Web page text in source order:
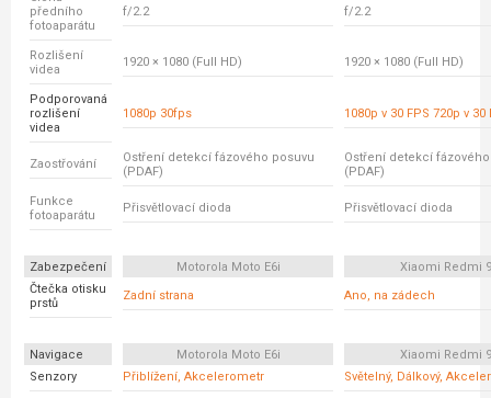
předního
fotoaparátu
f/2.2 f/2.2
Rozlišení
videa
1920 × 1080 (Full HD) 1920 × 1080 (Full HD)
Podporovaná
rozlišení
videa
1080p 30fps 1080p v 30 FPS 720p v 30
Zaostřování
Ostření detekcí fázového posuvu
(PDAF)
Ostření detekcí
(PDAF)
Funkce
fotoaparátu
Přisvětlovací dioda Přisvětlovací dioda
Zabezpečení Motorola Moto E6i
Xiaomi Redmi
Čtečka otisku
prstů
Zadní strana Ano, na zádech
Navigace Motorola Moto E6i
Xiaomi Redmi
Senzory
Přiblížení, Akcelerometr Světelný, Dálkový,